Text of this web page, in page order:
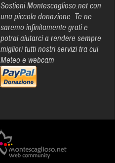
Sostieni Montescaglioso.net con
una piccola donazione. Te ne
saremo infinitamente grati e
potrai aiutarci a rendere sempre
migliori tutti nostri servizi tra cui
Meteo e webcam